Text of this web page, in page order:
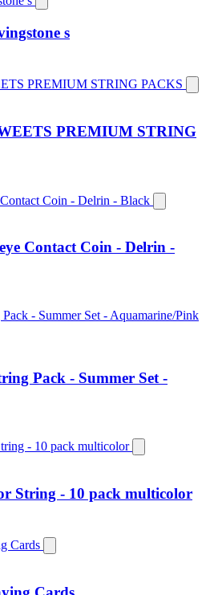
s
PREMIUM STRING
Contact Coin - Delrin -
Pack - Summer Set -
String - 10 pack multicolor